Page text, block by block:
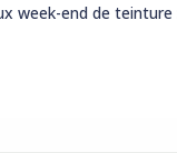
week-end de